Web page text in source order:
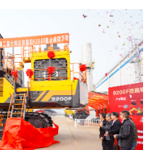
时政 人事
网评 港澳